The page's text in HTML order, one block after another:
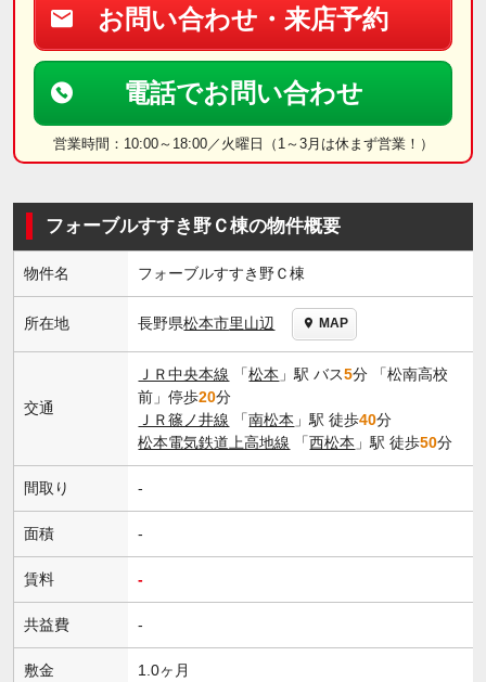
お問い合わせ・来店予約
電話でお問い合わせ
営業時間：10:00～18:00／火曜日（1～3月は休まず営業！）
フォーブルすすき野Ｃ棟の物件概要
物件名 フォーブルすすき野Ｃ棟
所在地 長野県松本市里山辺 MAP
交通
ＪＲ中央本線 「松本 」駅 バス5分 「松南高校
前」停歩20分
ＪＲ篠ノ井線 「南松本 」駅 徒歩40分
松本電気鉄道上高地線 「西松本 」駅 徒歩50分
間取り -
面積 -
賃料 -
共益費 -
敷金 1.0ヶ月